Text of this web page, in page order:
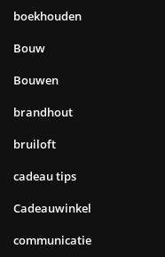
boekhouden
Bouw
Bouwen
brandhout
bruiloft
cadeau tips
Cadeauwinkel
communicatie